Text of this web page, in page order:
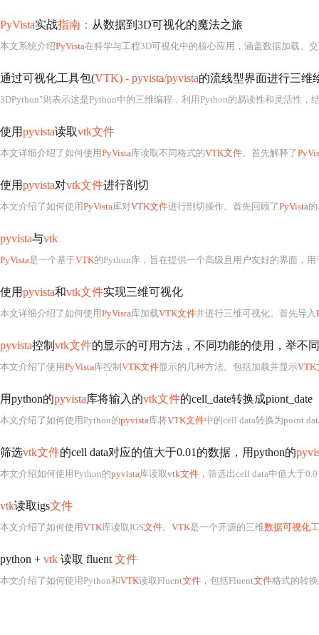
PyVista实战指南： 从数据到3D可视化的魔法之旅
本文系统介绍PyVista在科学与工程3D可视化中的核心应用，涵盖数据加载、交互式渲染、医疗影像切片、工程仿真场可视化、磁场线绘制、智能
通过可视化工具包(VTK) - pyvista/pyvista的流线型界面进行三维
3DPython"则表示这是Python中的三维编程，利用Python的易读性和灵活性，
使用pyvista读取vtk文件
本文详细介绍了如何使用PyVista库读取不同格式的VTK文件。首先解释了
使用pyvista对vtk文件进行剖切
本文介绍了如何使用PyVista库对VTK文件进行剖切操作。首先回顾了PyVista的
pyvista与vtk
PyVista是一个基于VTK的Python库，旨在提供一个高级且用户友好的界面，用于创建
使用pyvista和vtk文件实现三维可视化
本文详细介绍了如何使用PyVista库加载VTK文件并进行三维可视化。首先导入
pyvista控制 vtk文件的显示的可用方法，不同功能的使用，举不
本文介绍了使用PyVista库控制 VTK文件显示的几种方法。包括加载并显示VTK
用python的pyvista库将输入的vtk文件的cell_date转换成piont_date
本文介绍了如何使用Python的pyvista库将VTK文件中的cell data转换为point
筛选vtk文件的cell data对应的值大于0.01的数据，用python的
本文介绍如何使用Python的pyvista库读取vtk文件 ，筛选出cell data中值大于0.01的
vtk读取igs文件
本文介绍了如何使用VTK库读取IGS文件。 VTK是一个开源的三维数据可视化
python + vtk 读取 fluent 文件
本文介绍了如何使用Python和VTK读取Fluent文件 ，包括Fluent文件格式的转换、使用第三方